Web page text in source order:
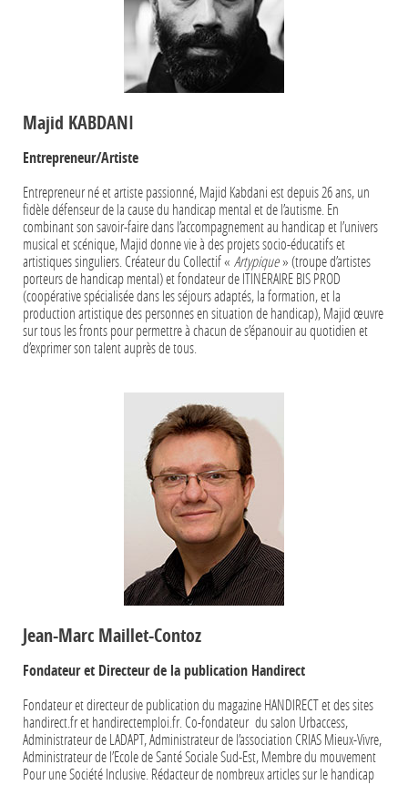
Majid KABDANI
Entrepreneur/Artiste
Entrepreneur né et artiste passionné, Majid Kabdani est depuis 26 ans, un
fidèle défenseur de la cause du handicap mental et de l’autisme. En
combinant son savoir-faire dans l’accompagnement au handicap et l’univers
musical et scénique, Majid donne vie à des projets socio-éducatifs et
artistiques singuliers. Créateur du Collectif « Artypique» (troupe d’artistes
porteurs de handicap mental) et fondateur de ITINERAIRE BIS PROD
(coopérative spécialisée dans les séjours adaptés, la formation, et la
production artistique des personnes en situation de handicap), Majid œuvre
sur tous les fronts pour permettre à chacun de s’épanouir au quotidien et
d’exprimer son talent auprès de tous.
Jean-Marc Maillet-Contoz
Fondateur et Directeur de la publication Handirect
Fondateur et directeur de publication du magazine HANDIRECT et des sites
handirect.fr et handirectemploi.fr. Co-fondateur du salon Urbaccess,
Administrateur de LADAPT, Administrateur de l’association CRIAS Mieux-Vivre,
Administrateur de l’Ecole de Santé Sociale Sud-Est, Membre du mouvement
Pour une Société Inclusive. Rédacteur de nombreux articles sur le handicap